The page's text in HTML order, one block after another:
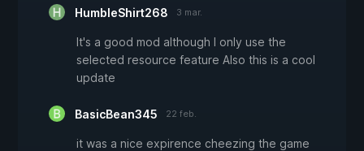
HumbleShirt268 3 mar.
It's a good mod although I only use the
selected resource feature Also this is a cool
update
BasicBean345 22 feb.
it was a nice expirence cheezing the game